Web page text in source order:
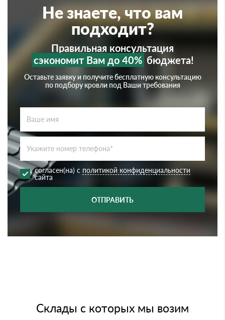
Не знаете, что вам
подходит?
Правильная консультация
сэкономит Вам до 40% бюджета!
Оставьте заявку и получите бесплатную консультацию
по подбору кровли под Ваши требования
согласен(на) с политикой конфиденциальности
сайта
ОТПРАВИТЬ
Склады с которых мы возим